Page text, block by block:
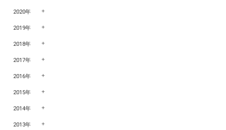
2020年
2019年
2018年
2017年
2016年
2015年
2014年
2013年